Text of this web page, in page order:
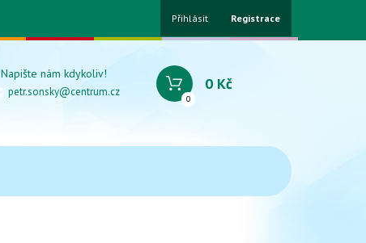
Přihlásit Registrace
Napište nám kdykoliv!
petr.sonsky@centrum.cz
0
0 Kč